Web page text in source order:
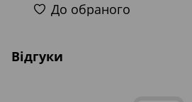
До обраного
Відгуки